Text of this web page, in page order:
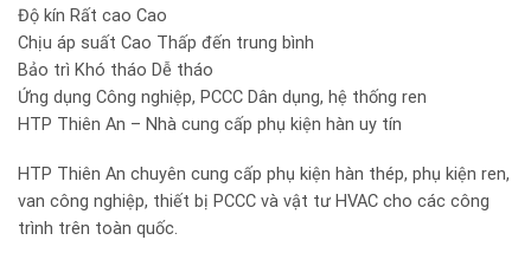
Độ kín Rất cao Cao
Chịu áp suất Cao Thấp đến trung bình
Bảo trì Khó tháo Dễ tháo
Ứng dụng Công nghiệp, PCCC Dân dụng, hệ thống ren
HTP Thiên An – Nhà cung cấp phụ kiện hàn uy tín
HTP Thiên An chuyên cung cấp phụ kiện hàn thép, phụ kiện ren,
van công nghiệp, thiết bị PCCC và vật tư HVAC cho các công
trình trên toàn quốc.